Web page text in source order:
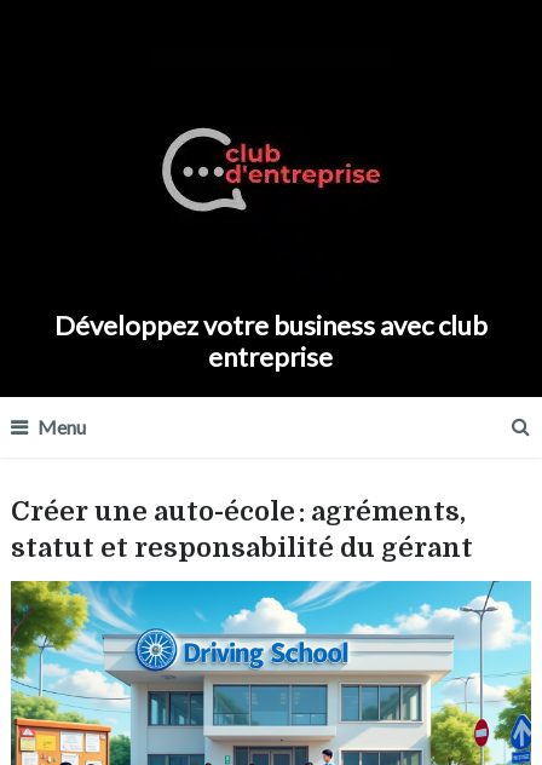
Développez votre business avec club
entreprise
Menu
Créer une auto-école : agréments,
statut et responsabilité du gérant